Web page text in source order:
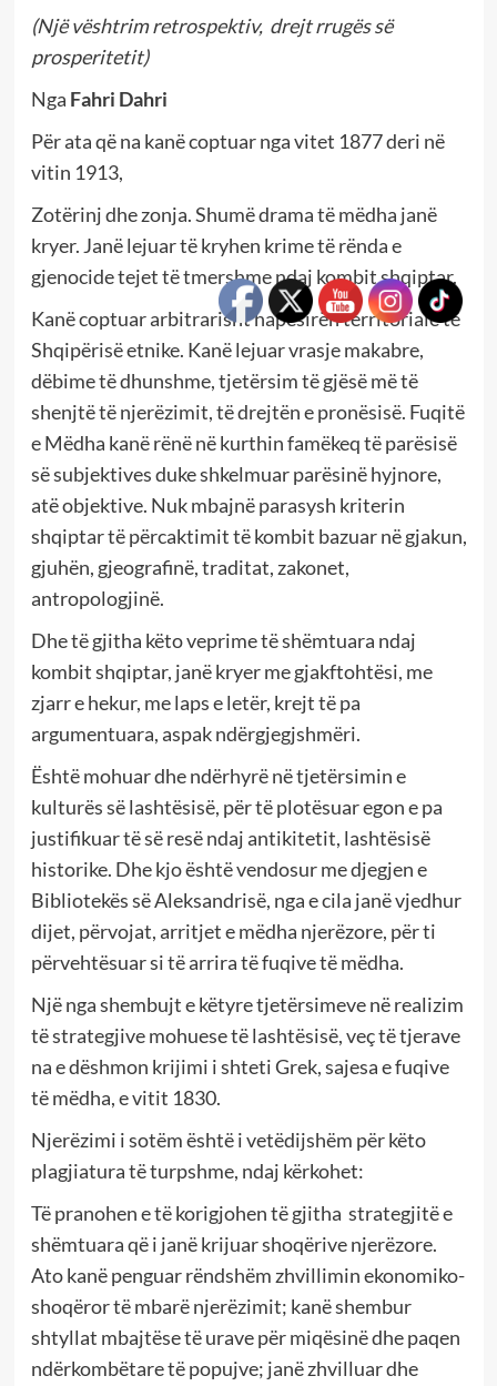
(Një vështrim retrospektiv, drejt rrugës së
prosperitetit)
Nga Fahri Dahri
Për ata që na kanë coptuar nga vitet 1877 deri në
vitin 1913,
Zotërinj dhe zonja. Shumë drama të mëdha janë
kryer. Janë lejuar të kryhen krime të rënda e
gjenocide tejet të tmershme ndaj kombit shqiptar.
Kanë coptuar arbitrarisht hapësirën territoriale të
Shqipërisë etnike. Kanë lejuar vrasje makabre,
dëbime të dhunshme, tjetërsim të gjësë më të
shenjtë të njerëzimit, të drejtën e pronësisë. Fuqitë
e Mëdha kanë rënë në kurthin famëkeq të parësisë
së subjektives duke shkelmuar parësinë hyjnore,
atë objektive. Nuk mbajnë parasysh kriterin
shqiptar të përcaktimit të kombit bazuar në gjakun,
gjuhën, gjeografinë, traditat, zakonet,
antropologjinë.
Dhe të gjitha këto veprime të shëmtuara ndaj
kombit shqiptar, janë kryer me gjakftohtësi, me
zjarr e hekur, me laps e letër, krejt të pa
argumentuara, aspak ndërgjegjshmëri.
Është mohuar dhe ndërhyrë në tjetërsimin e
kulturës së lashtësisë, për të plotësuar egon e pa
justifikuar të së resë ndaj antikitetit, lashtësisë
historike. Dhe kjo është vendosur me djegjen e
Bibliotekës së Aleksandrisë, nga e cila janë vjedhur
dijet, përvojat, arritjet e mëdha njerëzore, për ti
përvehtësuar si të arrira të fuqive të mëdha.
Një nga shembujt e këtyre tjetërsimeve në realizim
të strategjive mohuese të lashtësisë, veç të tjerave
na e dëshmon krijimi i shteti Grek, sajesa e fuqive
të mëdha, e vitit 1830.
Njerëzimi i sotëm është i vetëdijshëm për këto
plagjiatura të turpshme, ndaj kërkohet:
Të pranohen e të korigjohen të gjitha strategjitë e
shëmtuara që i janë krijuar shoqërive njerëzore.
Ato kanë penguar rëndshëm zhvillimin ekonomiko-
shoqëror të mbarë njerëzimit; kanë shembur
shtyllat mbajtëse të urave për miqësinë dhe paqen
ndërkombëtare të popujve; janë zhvilluar dhe